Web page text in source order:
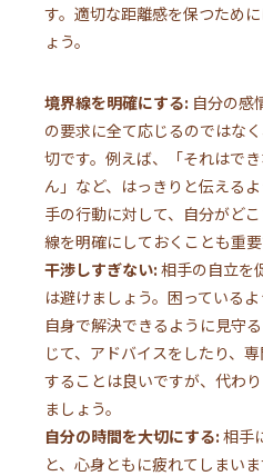
す。適切な距離感を保つため
ょう。
境界線を明確にする: 自分の感
の要求に全て応じるのではな
切です。例えば、「それはで
ん」など、はっきりと伝える
手の行動に対して、自分がど
線を明確にしておくことも重要
干渉しすぎない: 相手の自立を
は避けましょう。困っている
自身で解決できるように見守
じて、アドバイスをしたり、
することは良いですが、代わ
ましょう。
自分の時間を大切にする: 相手
と、心身ともに疲れてしまい